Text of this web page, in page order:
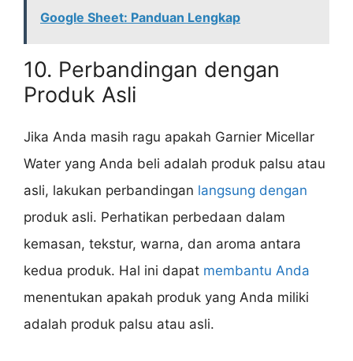
Google Sheet: Panduan Lengkap
10. Perbandingan dengan
Produk Asli
Jika Anda masih ragu apakah Garnier Micellar
Water yang Anda beli adalah produk palsu atau
asli, lakukan perbandingan langsung dengan
produk asli. Perhatikan perbedaan dalam
kemasan, tekstur, warna, dan aroma antara
kedua produk. Hal ini dapat membantu Anda
menentukan apakah produk yang Anda miliki
adalah produk palsu atau asli.